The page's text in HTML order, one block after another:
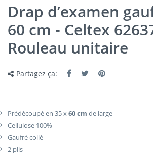
Drap d’examen
60 cm - Celtex
Rouleau unitaire
Partagez ça:
Prédécoupé en 35 x60cm de large
Cellulose 100%
Gaufré collé
2 plis